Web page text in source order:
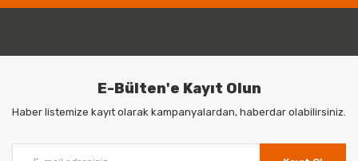
E-Bülten'e Kayıt Olun
Haber listemize kayıt olarak kampanyalardan, haberdar olabilirsiniz.